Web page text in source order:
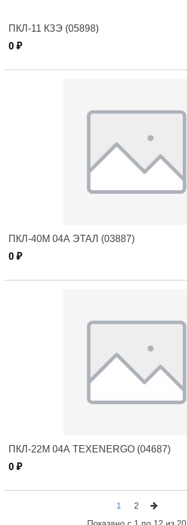
ПКЛ-11 КЗЭ (05898)
0 ₽
ПКЛ-40М 04А ЭТАЛ (03887)
0 ₽
ПКЛ-22М 04А TEXENERGO (04687)
0 ₽
1
2
Показано с 1 по 12 из 20